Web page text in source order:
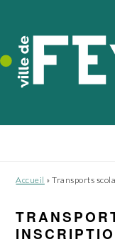
navigation
principale
contenu
principal
pied
de
page
Accueil »Transports